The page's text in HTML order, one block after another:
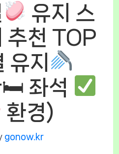
유지 스
추천 TOP
유지
🛏 좌석
환경)
gonow.kr